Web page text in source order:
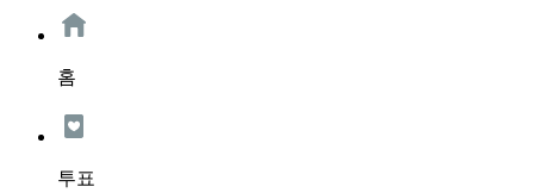
홈
투표